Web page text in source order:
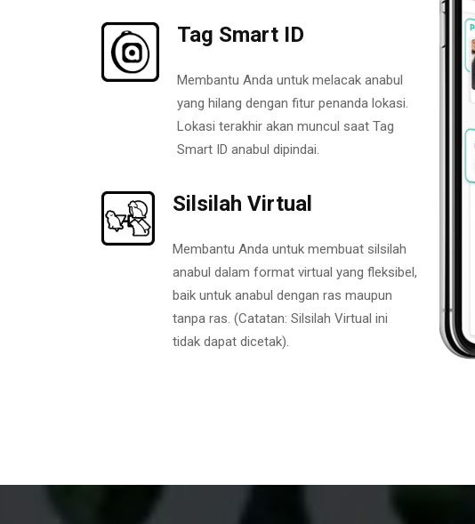
Tag Smart ID
Membantu Anda untuk melacak anabul
yang hilang dengan fitur penanda lokasi.
Lokasi terakhir akan muncul saat Tag
Smart ID anabul dipindai.
Silsilah Virtual
Membantu Anda untuk membuat silsilah
anabul dalam format virtual yang fleksibel,
baik untuk anabul dengan ras maupun
tanpa ras. (Catatan: Silsilah Virtual ini
tidak dapat dicetak).